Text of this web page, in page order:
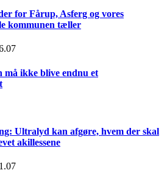
for Fårup, Asferg og vores
kommunen tæller
må ikke blive endnu et
Ultralyd kan afgøre, hvem der skal
akillessene